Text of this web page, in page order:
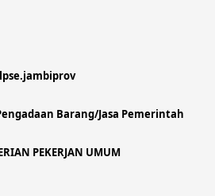
lpse.jambiprov
Barang/Jasa Pemerintah
PEKERJAN UMUM